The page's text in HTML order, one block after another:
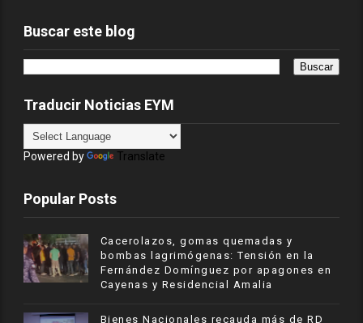
Buscar este blog
Traducir Noticias EYM
Powered by Translate
Popular Posts
Cacerolazos, gomas quemadas y
bombas lagrimógenas: Tensión en la
Fernández Domínguez por apagones en
Cayenas y Residencial Amalia
Bienes Nacionales recauda más de RD